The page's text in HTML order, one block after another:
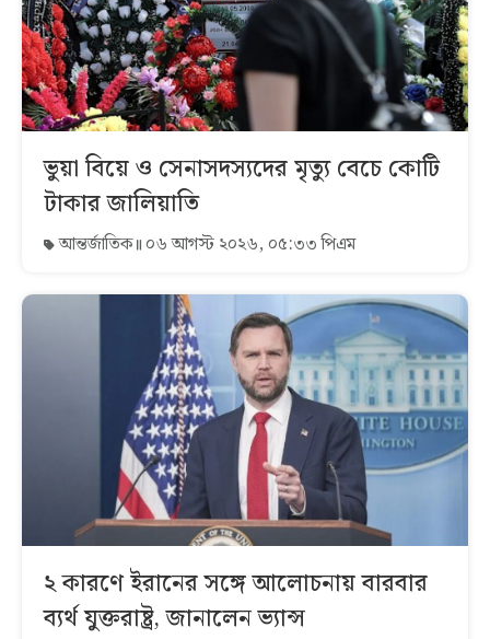
ভুয়া বিয়ে ও সেনাসদস্যদের মৃত্যু বেচে কোটি
টাকার জালিয়াতি
আন্তর্জাতিক ০৬ আগস্ট ২০২৬, ০৫:৩৩ পিএম
২ কারণে ইরানের সঙ্গে আলোচনায় বারবার
ব্যর্থ যুক্তরাষ্ট্র, জানালেন ভ্যান্স